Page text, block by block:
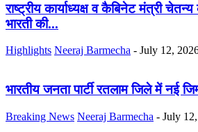
राष्ट्रीय कार्याध्यक्ष व कैबिनेट मंत्री
भारती की...
Highlights Neeraj Barmecha - July 12,
भारतीय जनता पार्टी रतलाम जिले में नई
Breaking News Neeraj Barmecha - July